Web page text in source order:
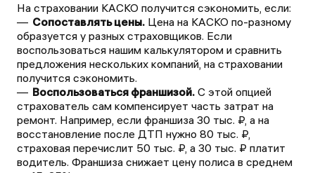
На страховании КАСКО получится сэкономить, если:
Сопоставлять цены. Цена на КАСКО по-разному
образуется у разных страховщиков. Если
воспользоваться нашим калькулятором и сравнить
предложения нескольких компаний, на страховании
получится сэкономить.
Воспользоваться франшизой. С этой опцией
страхователь сам компенсирует часть затрат на
ремонт. Например, если франшиза 30 тыс. ₽, а на
восстановление после ДТП нужно 80 тыс. ₽,
страховая перечислит 50 тыс. ₽, а 30 тыс. ₽ платит
водитель. Франшиза снижает цену полиса в среднем